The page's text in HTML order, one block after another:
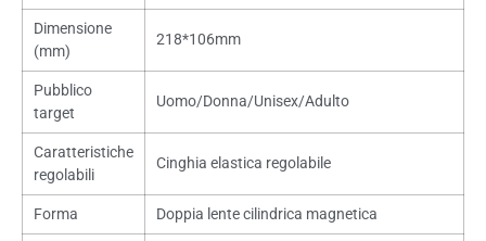
Dimensione
(mm)
218*106mm
Pubblico
target
Uomo/Donna/Unisex/Adulto
Caratteristiche
regolabili
Cinghia elastica regolabile
Forma Doppia lente cilindrica magnetica